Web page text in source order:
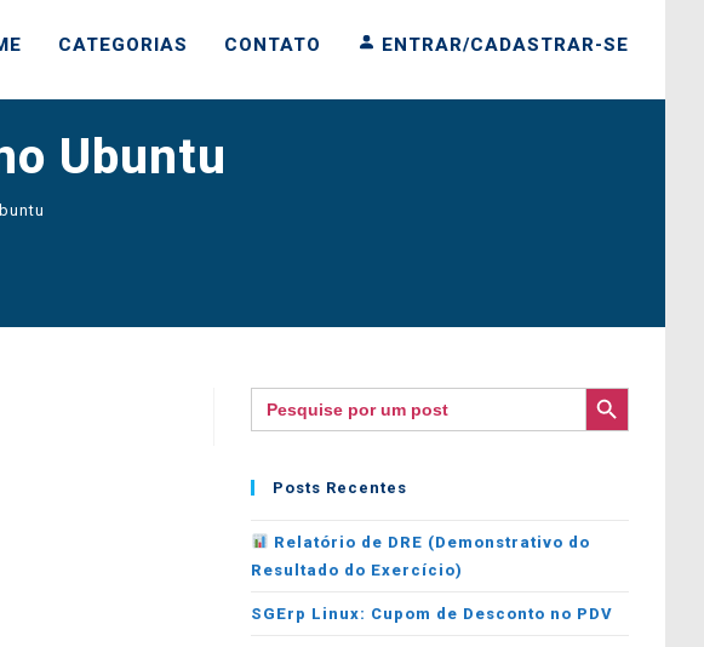
CATEGORIAS CONTATO ENTRAR/CADASTRAR-SE
Ubuntu
Search
for:
SEARCH BUTTON
Posts Recentes
Relatório de DRE (Demonstrativo do
Resultado do Exercício)
SGErp Linux: Cupom de Desconto no PDV